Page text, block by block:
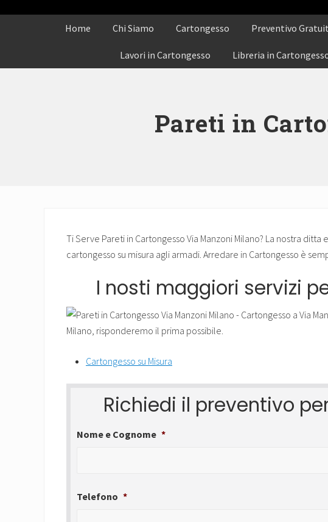
pagina
Home Chi Siamo Cartongesso Preventivo
Lavori in Cartongesso Libreria in
Pareti in
Ti Serve Pareti in Cartongesso Via Manzoni Milano? La nostra
cartongesso su misura agli armadi. Arredare in Cartongesso è
I nosti maggiori servizi
Cartongesso su Misura
Richiedi il preventivo
Nome e Cognome *
Telefono *